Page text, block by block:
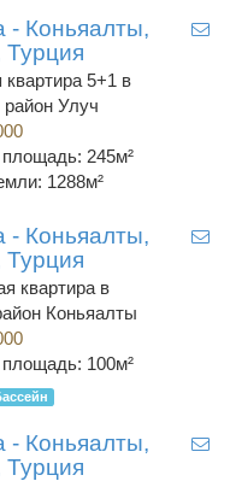
- Коньяалты,
Турция
квартира 5+1 в
Улуч
245м²
1288м²
- Коньяалты,
Турция
квартира в
Коньяалты
100м²
- Коньяалты,
Турция